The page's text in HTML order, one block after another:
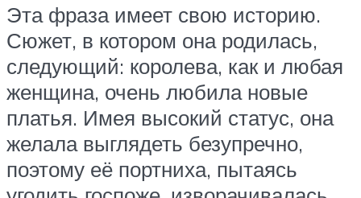
Эта фраза имеет свою историю.
Сюжет, в котором она родилась,
следующий: королева, как и любая
женщина, очень любила новые
платья. Имея высокий статус, она
желала выглядеть безупречно,
поэтому её портниха, пытаясь